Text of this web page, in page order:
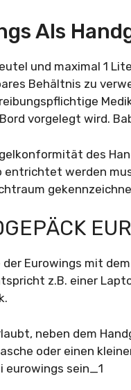
Als
und maximal 1
Behältnis zu
vorgelegt wird.
des
entrichtet werden
Eurowings mit
z.B. einer
neben dem
oder einen